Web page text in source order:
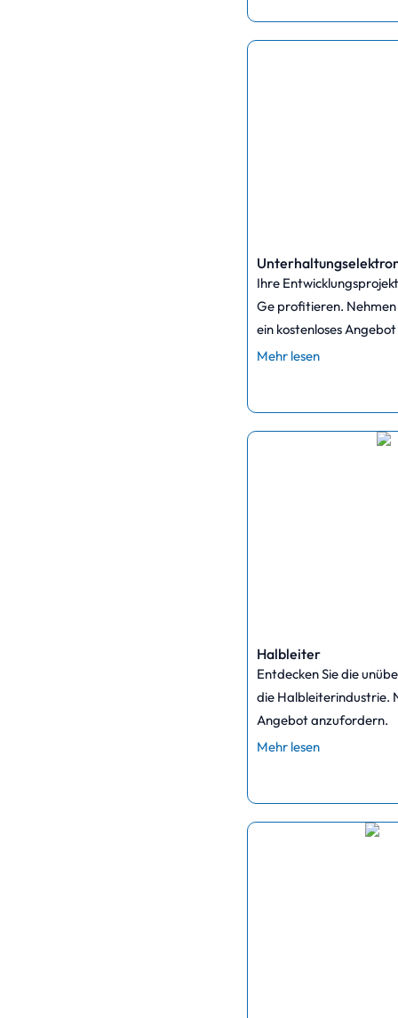
Ihre
Ge profitieren.
ein kostenloses
Mehr lesen
Halbleiter
Entdecken Sie die
die Halbleiterindustrie.
Angebot anzufordern.
Mehr lesen